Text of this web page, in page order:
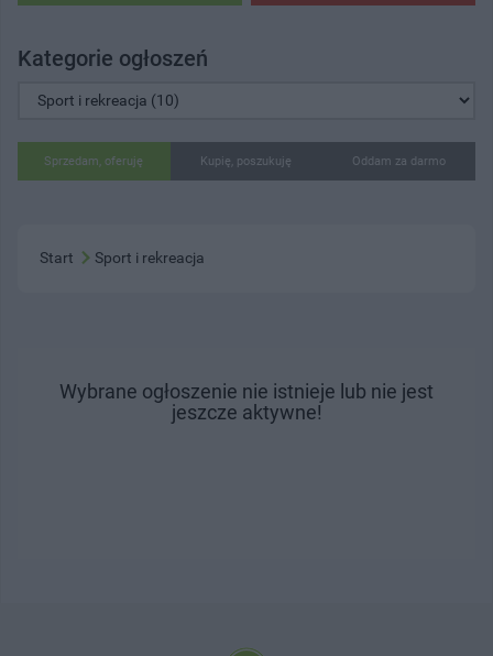
Kategorie ogłoszeń
Sprzedam, oferuję Kupię, poszukuję Oddam za darmo
Start Sport i rekreacja
Wybrane ogłoszenie nie istnieje lub nie jest
jeszcze aktywne!